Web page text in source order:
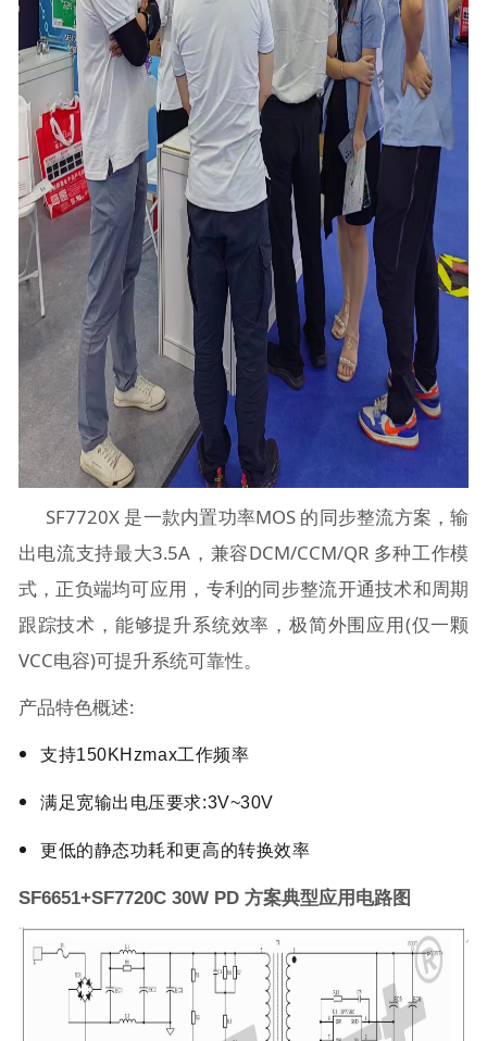
SF7720X 是一款内置功率MOS 的同步整流方案，输
出电流支持最大3.5A，兼容DCM/CCM/QR 多种工作模
式，正负端均可应用，专利的同步整流开通技术和周期
跟踪技术，能够提升系统效率，极简外围应用(仅一颗
VCC电容)可提升系统可靠性。
产品特色概述:
支持150KHzmax工作频率
满足宽输出电压要求:3V~30V
更低的静态功耗和更高的转换效率
SF6651+SF7720C 30W PD 方案典型应用电路图